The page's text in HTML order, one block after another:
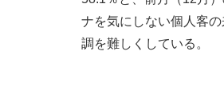
ナを気にしない個人客
調を難しくしている。